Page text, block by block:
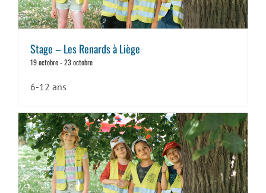
Stage – Les Renards à Liège
19 octobre-23 octobre
6-12 ans